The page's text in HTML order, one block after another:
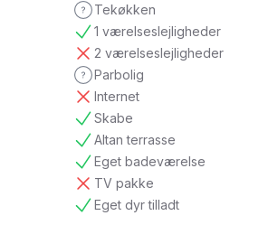
Tekøkken
ikke oplyst
1 værelseslejligheder
tilgængelig
2 værelseslejligheder
ikke tilgængelig
Parbolig
ikke oplyst
Internet
ikke tilgængelig
Skabe
tilgængelig
Altan terrasse
tilgængelig
Eget badeværelse
tilgængelig
TV pakke
ikke tilgængelig
Eget dyr tilladt
tilgængelig